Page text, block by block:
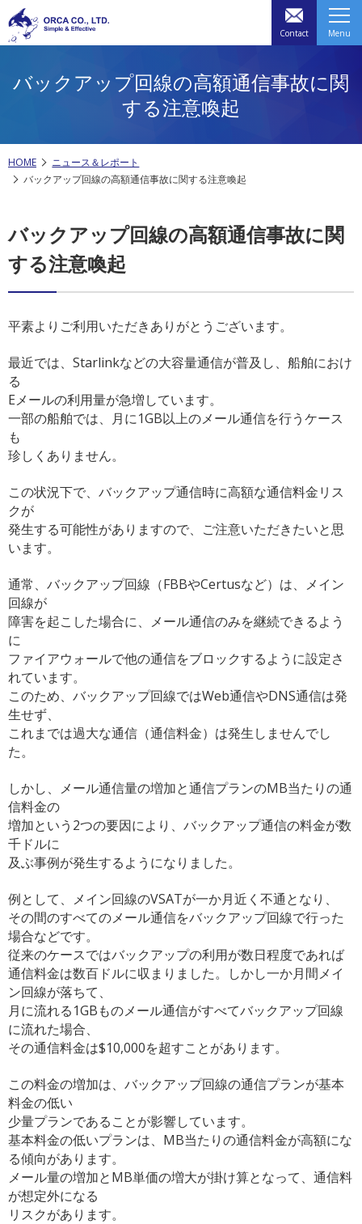
Contact Menu
バックアップ回線の高額通信事故に関
する注意喚起
HOME
ニュース＆レポート
バックアップ回線の高額通信事故に関する注意喚起
バックアップ回線の高額通信事故に関
する注意喚起
平素よりご利用いただきありがとうございます。
最近では、Starlinkなどの大容量通信が普及し、 船舶におけ
る
Eメールの利用量が急増しています。
一部の船舶では、月に1GB以上のメール通信を行うケース
も
珍しくありません。
この状況下で、バックアップ通信時に高額な通信料金リス
クが
発生する可能性がありますので、ご注意いただきたいと思
います。
通常、バックアップ回線（FBBやCertusなど）は、 メイン
回線が
障害を起こした場合に、メール通信のみを継続できるよう
に
ファイアウォールで他の通信をブロックするように設定さ
れています。
このため、 バックアップ回線ではWeb通信やDNS通信は発
生せず、
これまでは過大な通信（通信料金）は発生しませんでし
た。
しかし、 メール通信量の増加と通信プランのMB当たりの通
信料金の
増加という2つの要因により、 バックアップ通信の料金が数
千ドルに
及ぶ事例が発生するようになりました。
例として、メイン回線のVSATが一か月近く不通となり、
その間のすべてのメール通信をバックアップ回線で行った
場合などです。
従来のケースではバックアップの利用が数日程度であれば
通信料金は数百ドルに収まりました。
しかし一か月間メイ
ン回線が落ちて、
月に流れる1GBものメール通信がすべてバックアップ回線
に流れた場合、
その通信料金は$10,000を超すことがあります。
この料金の増加は、 バックアップ回線の通信プランが基本
料金の低い
少量プランであることが影響しています。
基本料金の低いプランは、 MB当たりの通信料金が高額にな
る傾向があります。
メール量の増加とMB単価の増大が掛け算となって、 通信料
が想定外になる
リスクがあります。